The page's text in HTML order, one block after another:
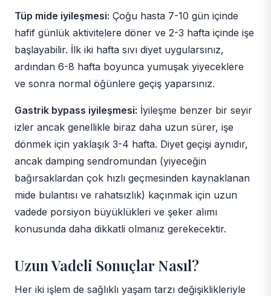
Tüp mide iyileşmesi: Çoğu hasta 7-10 gün içinde
hafif günlük aktivitelere döner ve 2-3 hafta içinde işe
başlayabilir. İlk iki hafta sıvı diyet uygularsınız,
ardından 6-8 hafta boyunca yumuşak yiyeceklere
ve sonra normal öğünlere geçiş yaparsınız.
Gastrik bypass iyileşmesi: İyileşme benzer bir seyir
izler ancak genellikle biraz daha uzun sürer, işe
dönmek için yaklaşık 3-4 hafta. Diyet geçişi aynıdır,
ancak damping sendromundan (yiyeceğin
bağırsaklardan çok hızlı geçmesinden kaynaklanan
mide bulantısı ve rahatsızlık) kaçınmak için uzun
vadede porsiyon büyüklükleri ve şeker alımı
konusunda daha dikkatli olmanız gerekecektir.
Uzun Vadeli Sonuçlar Nasıl?
Her iki işlem de sağlıklı yaşam tarzı değişiklikleriyle